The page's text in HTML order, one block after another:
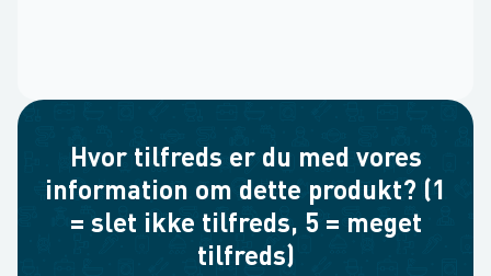
Hvor tilfreds er du med vores
information om dette produkt? (1
= slet ikke tilfreds, 5 = meget
tilfreds)